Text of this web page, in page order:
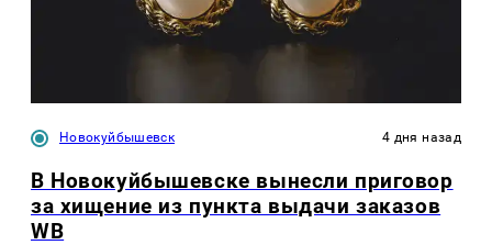
Новокуйбышевск 4 дня назад
В Новокуйбышевске вынесли приговор
за хищение из пункта выдачи заказов
WB